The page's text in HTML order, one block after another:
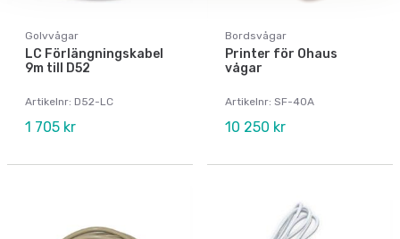
Golvvågar
LC Förlängningskabel
9m till D52
Artikelnr: D52-LC
1 705 kr
Bordsvågar
Printer för Ohaus
vågar
Artikelnr: SF-40A
10 250 kr